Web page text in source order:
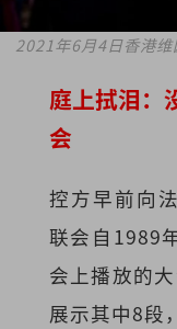
2021年6月4日香港维
庭上拭泪：
会
控方早前向
联会自1989
会上播放的
展示其中8段